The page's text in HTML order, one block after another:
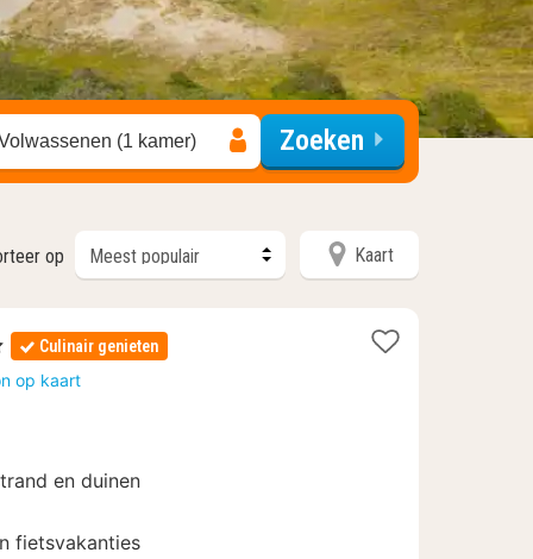
(1 kamer) Zoeken
op Kaart
Culinair genieten
op kaart
en duinen
fietsvakanties